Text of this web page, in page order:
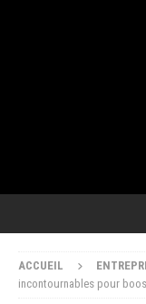
ACCUEIL
incontournables pour